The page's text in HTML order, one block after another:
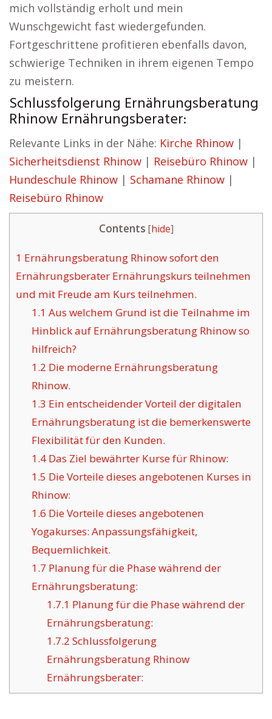
mich vollständig erholt und mein
Wunschgewicht fast wiedergefunden.
Fortgeschrittene profitieren ebenfalls davon,
schwierige Techniken in ihrem eigenen Tempo
zu meistern.
Schlussfolgerung Ernährungsberatung
Rhinow Ernährungsberater:
Relevante Links in der Nähe: Kirche Rhinow |
Sicherheitsdienst Rhinow | Reisebüro Rhinow |
Hundeschule Rhinow | Schamane Rhinow |
Reisebüro Rhinow
Contents [hide]
1 Ernährungsberatung Rhinow sofort den
Ernährungsberater Ernährungskurs teilnehmen
und mit Freude am Kurs teilnehmen.
1.1 Aus welchem Grund ist die Teilnahme im
Hinblick auf Ernährungsberatung Rhinow so
hilfreich?
1.2 Die moderne Ernährungsberatung
Rhinow.
1.3 Ein entscheidender Vorteil der digitalen
Ernährungsberatung ist die bemerkenswerte
Flexibilität für den Kunden.
1.4Das Ziel bewährter Kurse für Rhinow:
1.5 Die Vorteile dieses angebotenen Kurses in
Rhinow:
1.6 Die Vorteile dieses angebotenen
Yogakurses: Anpassungsfähigkeit,
Bequemlichkeit.
1.7 Planung für die Phase während der
Ernährungsberatung:
1.7.1 Planung für die Phase während der
Ernährungsberatung:
1.7.2 Schlussfolgerung
Ernährungsberatung Rhinow
Ernährungsberater: